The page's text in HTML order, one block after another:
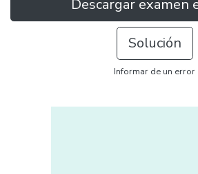
Descargar examen
Solución
Informar de un error